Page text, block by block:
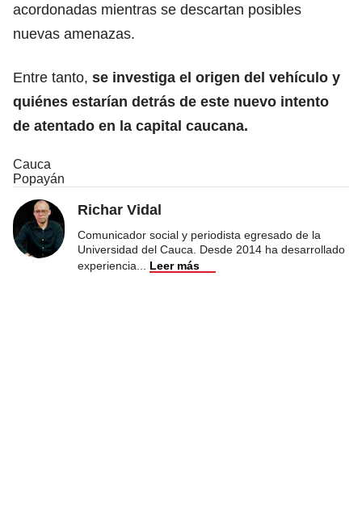
acordonadas mientras se descartan posibles
nuevas amenazas.
Entre tanto, se investiga el origen del vehículo y
quiénes estarían detrás de este nuevo intento
de atentado en la capital caucana.
Cauca
Popayán
Richar Vidal
Comunicador social y periodista egresado de la
Universidad del Cauca. Desde 2014 ha desarrollado
experiencia
Leer más